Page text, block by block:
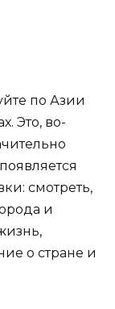
по Азии
Это, во-
смотреть,
и
о стране и